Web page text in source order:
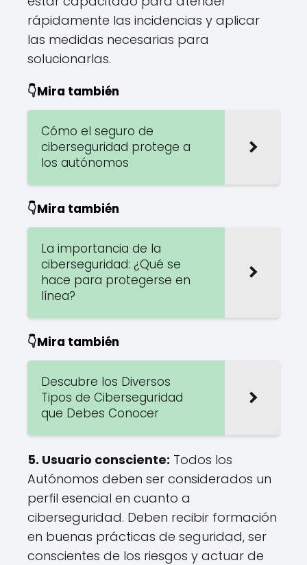
rápidamente las incidencias y aplicar
las medidas necesarias para
solucionarlas.
👇Mira también
Cómo el seguro de
ciberseguridad protege a
los autónomos
👇Mira también
La importancia de la
ciberseguridad: ¿Qué se
hace para protegerse en
línea?
👇Mira también
Descubre los Diversos
Tipos de Ciberseguridad
que Debes Conocer
5. Usuario consciente: Todos los
Autónomos deben ser considerados un
perfil esencial en cuanto a
ciberseguridad. Deben recibir formación
en buenas prácticas de seguridad, ser
conscientes de los riesgos y actuar de